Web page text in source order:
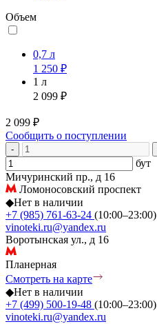
Объем
0,7 л
1 250 ₽
1 л
2 099 ₽
2 099 ₽
Сообщить о поступлении
-
бут
Мичуринский пр., д 16
Ломоносовский проспект
◆Нет в наличии
+7 (985) 761-63-24 (10:00–23:00)
vinoteki.ru@yandex.ru
Воротынская ул., д 16
Планерная
Смотреть на карте
◆Нет в наличии
+7 (499) 500-19-48 (10:00–23:00)
vinoteki.ru@yandex.ru